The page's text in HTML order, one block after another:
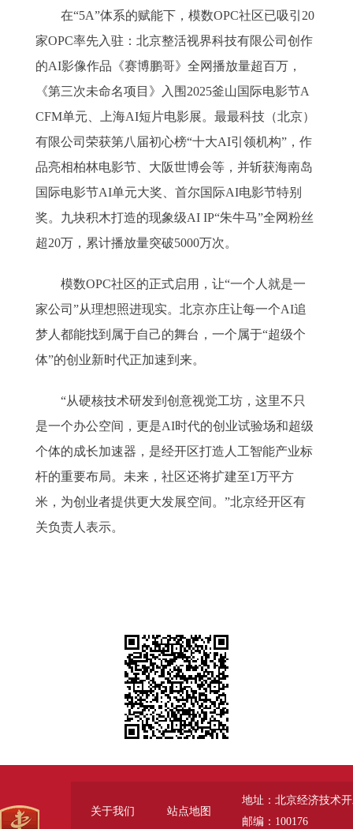
在“5A”体系的赋能下，模数OPC社区已吸引20
家OPC率先入驻：北京整活视界科技有限公司创作
的AI影像作品《赛博鹏哥》全网播放量超百万，
《第三次未命名项目》入围2025釜山国际电影节A
CFM单元、上海AI短片电影展。最最科技（北京）
有限公司荣获第八届初心榜“十大AI引领机构”，作
品亮相柏林电影节、大阪世博会等，并斩获海南岛
国际电影节AI单元大奖、首尔国际AI电影节特别
奖。九块积木打造的现象级AI IP“朱牛马”全网粉丝
超20万，累计播放量突破5000万次。
模数OPC社区的正式启用，让“一个人就是一
家公司”从理想照进现实。北京亦庄让每一个AI追
梦人都能找到属于自己的舞台，一个属于“超级个
体”的创业新时代正加速到来。
“从硬核技术研发到创意视觉工坊，这里不只
是一个办公空间，更是AI时代的创业试验场和超级
个体的成长加速器，是经开区打造人工智能产业标
杆的重要布局。未来，社区还将扩建至1万平方
米，为创业者提供更大发展空间。”北京经开区有
关负责人表示。
关于我们 站点地图
地址：北京经济技术
邮编：100176